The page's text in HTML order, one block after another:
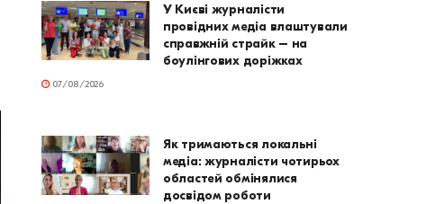
У Києві журналісти
провідних медіа влаштували
справжній страйк – на
боулінгових доріжках
07/08/2026
Як тримаються локальні
медіа: журналісти чотирьох
областей обмінялися
досвідом роботи